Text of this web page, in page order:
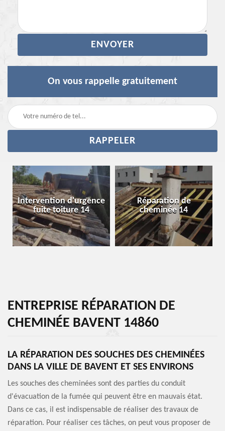
On vous rappelle gratuitement
Intervention d'urgence
fuite toiture 14
Réparation de
cheminée 14
ENTREPRISE RÉPARATION DE
CHEMINÉE BAVENT 14860
LA RÉPARATION DES SOUCHES DES CHEMINÉES
DANS LA VILLE DE BAVENT ET SES ENVIRONS
Les souches des cheminées sont des parties du conduit
d'évacuation de la fumée qui peuvent être en mauvais état.
Dans ce cas, il est indispensable de réaliser des travaux de
réparation. Pour réaliser ces tâches, on peut vous proposer de